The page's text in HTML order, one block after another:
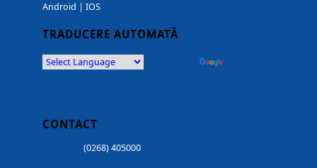
Android | IOS
TRADUCERE AUTOMATĂ
CONTACT
(0268) 405000